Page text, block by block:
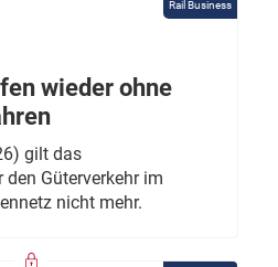
Rail Business
wieder ohne
gilt das
Güterverkehr im
nicht mehr.